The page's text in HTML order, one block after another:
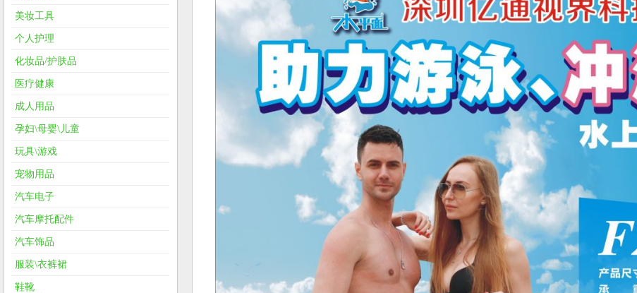
美妆工具
个人护理
化妆品/护肤品
医疗健康
成人用品
孕妇\母婴\儿童
玩具\游戏
宠物用品
汽车电子
汽车摩托配件
汽车饰品
服装\衣裤裙
鞋靴